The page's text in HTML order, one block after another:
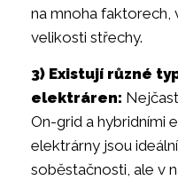
na mnoha faktorech,
velikosti střechy.
3) Existují různé
elektráren:
On-grid a hybridními
elektrárny jsou
soběstačnosti, ale v